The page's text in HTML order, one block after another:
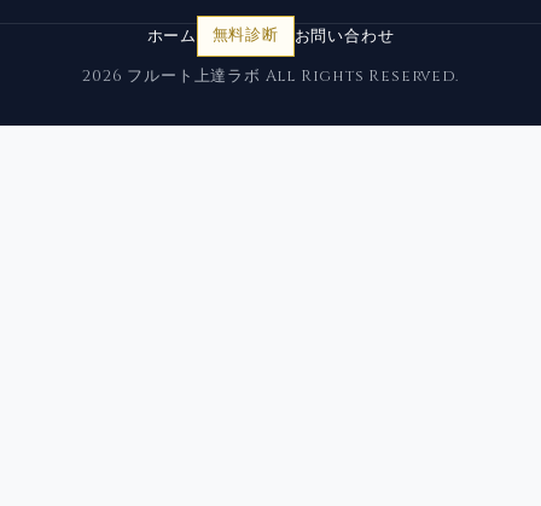
ホーム 無料診断
お問い合わせ
2026 フルート上達ラボ All Rights Reserved.